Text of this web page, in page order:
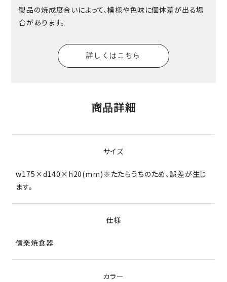
製品の焼成度合いによって、模様や色味に個体差が出る場
合があります。
詳しくはこちら
商品詳細
サイズ
w175×d140×h20(mm)※たたらうちのため、誤差が生じ
ます。
仕様
信楽焼食器
カラー